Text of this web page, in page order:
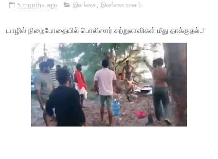
5 months ago இலங்கை, இலங்கை.உலகம்
யாழில் நிறைபோதையில் பொலிஸார் சுற்றுலாவிகள் மீது தாக்குதல்..!